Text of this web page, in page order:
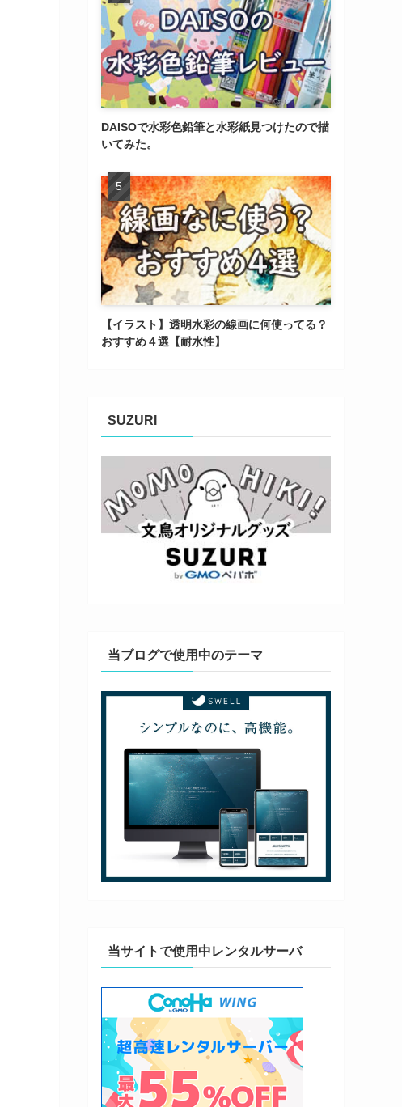
DAISOで水彩色鉛筆と水彩紙見つけたので描
いてみた。
【イラスト】透明水彩の線画に何使ってる？
おすすめ４選【耐水性】
SUZURI
当ブログで使用中のテーマ
当サイトで使用中レンタルサーバ